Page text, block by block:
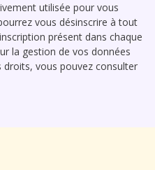
utilisée pour vous
vous désinscrire à tout
présent dans chaque
la gestion de vos données
vous pouvez consulter